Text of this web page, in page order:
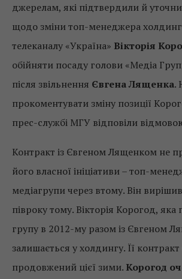
джерелам, які підтвердили й
щодо зміни топ-менеджера
телеканалу «Україна» Вікторія
обійняти посаду голови «Медіа
після звільнення Євгена Лященка.
прокоментувати зміну позиції
прес-службі МГУ відповіли
Контракт із Євгеном Лященком не
його власної ініціативи – топ-
медіагрупи через втому. Він
півроку тому. Вікторія Корогод,
групу в 2012-му разом із Євгеном
залишається у холдингу. Її контракт
продовжений цієї зими. Корогод